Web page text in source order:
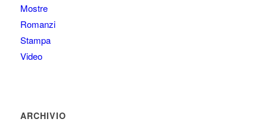
Mostre
Romanzi
Stampa
Video
ARCHIVIO